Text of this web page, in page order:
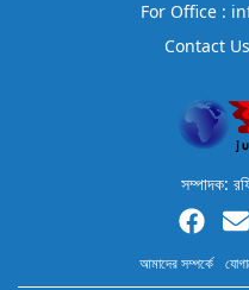
For Office :
Contact
সম্পাদক:
আমাদের সম্পর্কে